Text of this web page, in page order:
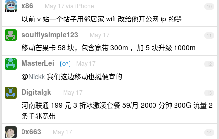
10
x86 May 17 via iPhone
以前 v 站一个帖子用邻居家 wifi 改给他开公网 ip 的🤣
11
soulflysimple123 May 17
移动芒果卡 58 块，包含宽带 300m ，加 5 块升级 1000m
12
MasterLei OP May 17
@Nickk 我们这边移动也挺便宜的
13
Digitalgk May 17
河南联通 199 元 3 折冰激凌套餐 59/月 2000 分钟 200G 流量 2
条千兆宽带
14
0x663 May 17